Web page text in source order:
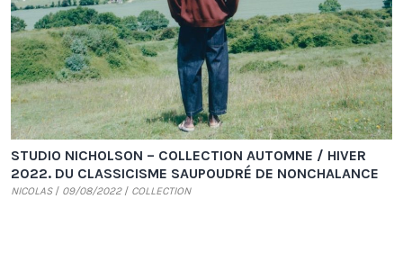
STUDIO NICHOLSON – COLLECTION AUTOMNE / HIVER
2022. DU CLASSICISME SAUPOUDRÉ DE NONCHALANCE
NICOLAS 09/08/2022 COLLECTION